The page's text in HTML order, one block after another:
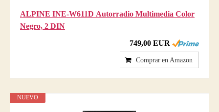
ALPINE INE-W611D Autorradio Multimedia Color
Negro, 2 DIN
749,00 EUR
Comprar en Amazon
NUEVO